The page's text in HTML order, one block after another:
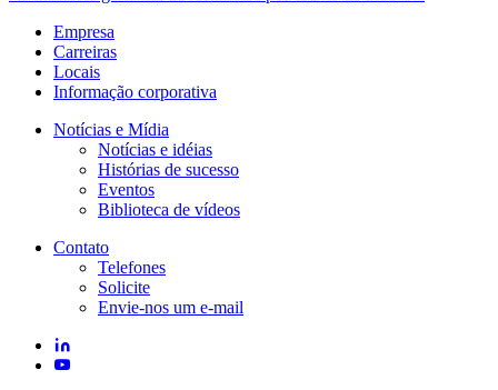
Empresa
Carreiras
Locais
Informação corporativa
Notícias e Mídia
Notícias e idéias
Histórias de sucesso
Eventos
Biblioteca de vídeos
Contato
Telefones
Solicite
Envie-nos um e-mail